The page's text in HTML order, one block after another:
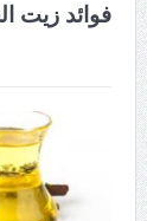
فوائد زيت